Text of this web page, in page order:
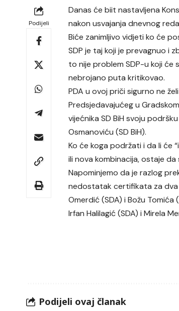
Podijeli
Danas će biit nastavljena
nakon usvajanja dnevnog
Biće zanimljivo vidjeti ko će
SDP je taj koji je prevagnuo i
to nije problem SDP-u koji će
nebrojano puta kritikovao.
PDA u ovoj priči sigurno ne
Predsjedavajućeg u
vijećnika SD BiH svoju
Osmanoviću (SD BiH).
Ko će koga podržati i da li će
ili nova kombinacija, ostaje da
Napominjemo da je razlog
nedostatak certifikata za dva
Omerdić (SDA) i Božu Tomića
Irfan Halilagić (SDA) i Mirela
Podijeli ovaj članak